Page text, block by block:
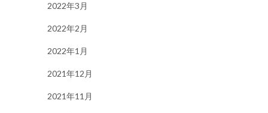
2022年3月
2022年2月
2022年1月
2021年12月
2021年11月